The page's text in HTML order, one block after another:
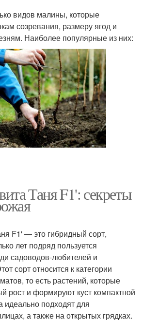
видов малины, которые
созревания, размеру ягод и
Наиболее популярные из них:
Таня F1': секреты
F1' — это гибридный сорт,
лет подряд пользуется
садоводов-любителей и
сорт относится к категории
то есть растений, которые
рост и формируют куст компактной
подходят для
а также на открытых грядках.